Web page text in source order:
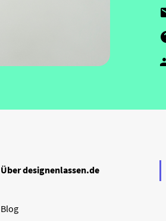
Über designenlassen.de
Blog